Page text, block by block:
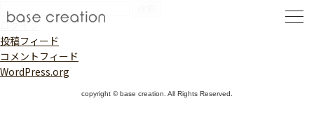
索:ログイン
投稿フィード
コメントフィード
WordPress.org
copyright © base creation. All Rights Reserved.